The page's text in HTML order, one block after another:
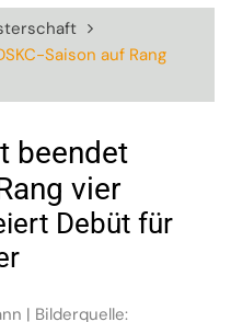
Saison auf Rang
beendet
vier
Debüt für
| Bilderquelle: